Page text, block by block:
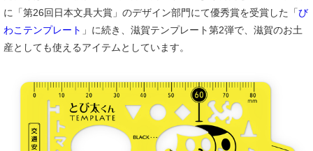
に「第26回日本文具大賞」のデザイン部門にて優秀賞を受賞した「び
わこテンプレート 」に続き、滋賀テンプレート第2弾で、滋賀のお土
産としても使えるアイテムとしています。